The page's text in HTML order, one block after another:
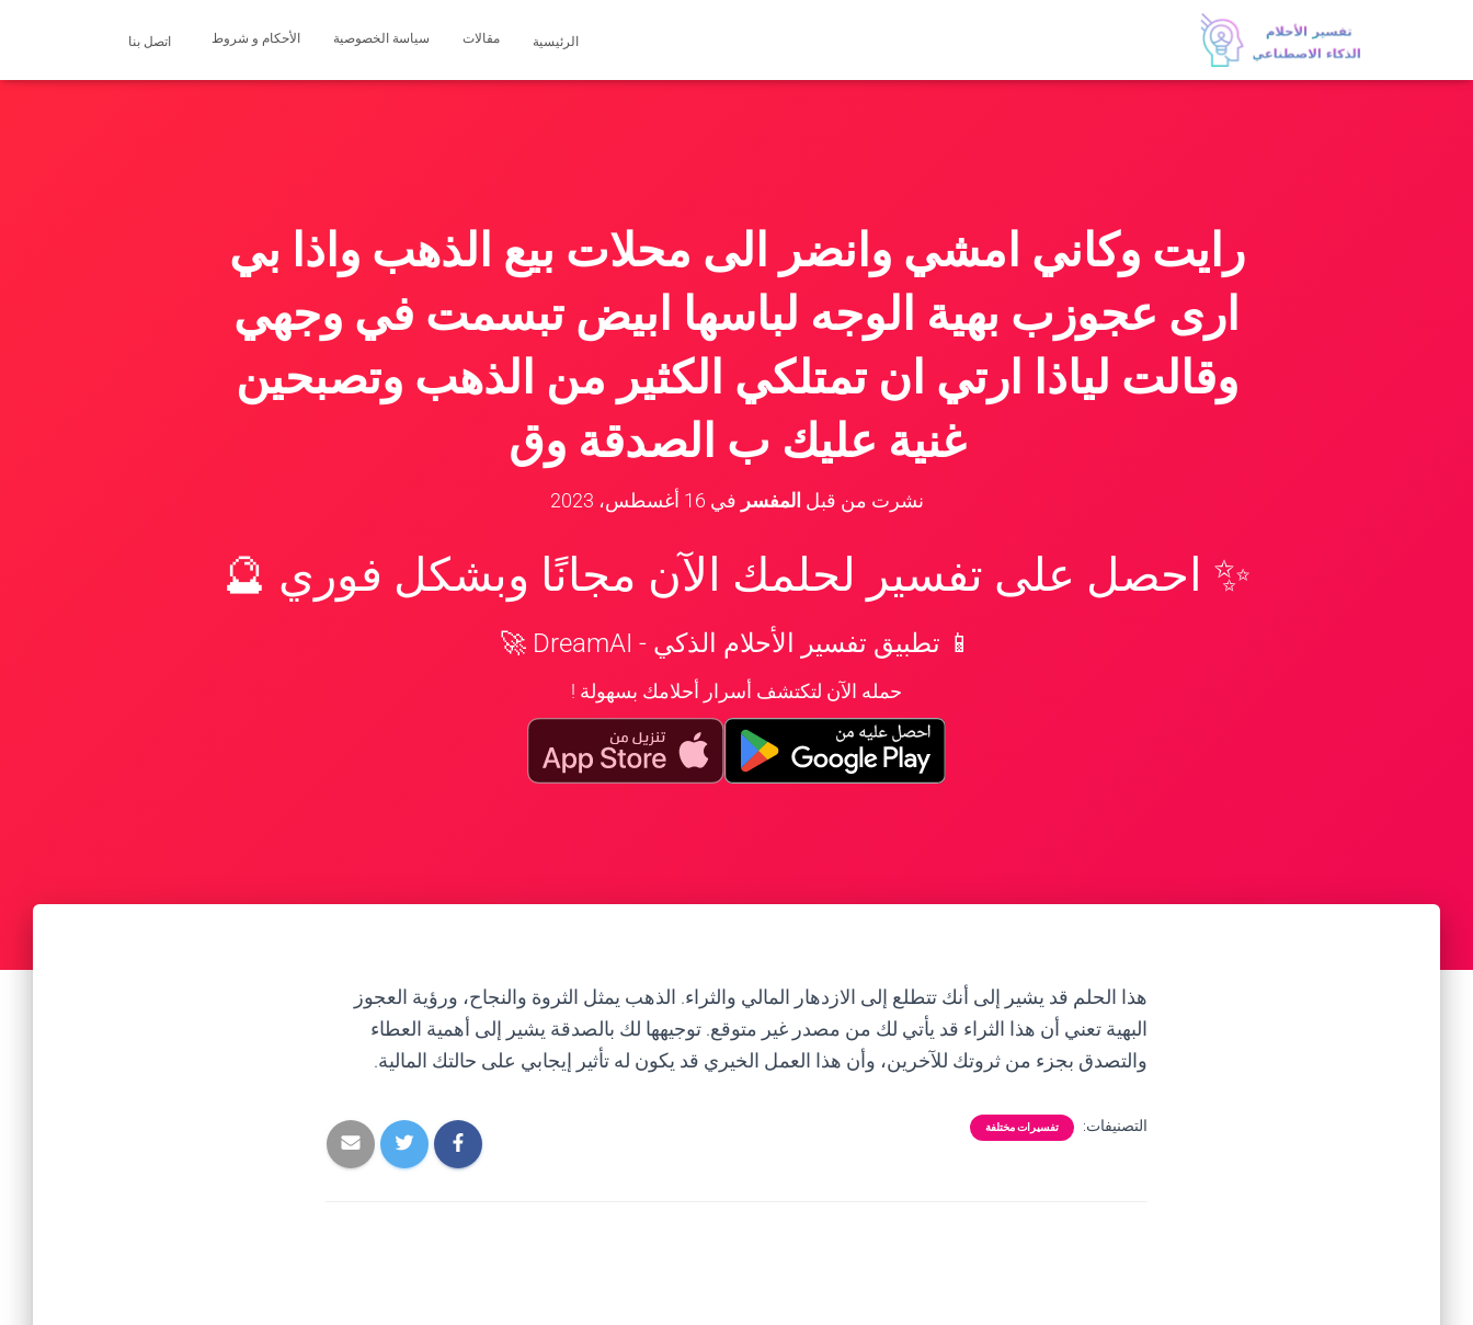
الرئيسية مقالات سياسة الخصوصية الأحكام و شروط اتصل بنا
رايت وكاني امشي وانضر الى محلات بيع الذهب واذا بي
ارى عجوزب بهية الوجه لباسها ابيض تبسمت في وجهي
وقالت لياذا ارتي ان تمتلكي الكثير من الذهب وتصبحين
غنية عليك ب الصدقة وق
نشرت من قبل المفسر في 16 أغسطس، 2023
✨ احصل على تفسير لحلمك الآن مجانًا وبشكل فوري 🔮
📱 تطبيق تفسير الأحلام الذكي - DreamAI 🚀
حمله الآن لتكتشف أسرار أحلامك بسهولة !
هذا الحلم قد يشير إلى أنك تتطلع إلى الازدهار المالي والثراء. الذهب يمثل الثروة والنجاح، ورؤية العجوز
البهية تعني أن هذا الثراء قد يأتي لك من مصدر غير متوقع. توجيهها لك بالصدقة يشير إلى أهمية العطاء
والتصدق بجزء من ثروتك للآخرين، وأن هذا العمل الخيري قد يكون له تأثير إيجابي على حالتك المالية.
التصنيفات: تفسيرات مختلفة